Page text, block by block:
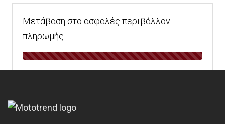
Μετάβαση στο ασφαλές περιβάλλον
πληρωμής...